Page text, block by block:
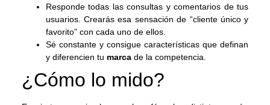
Responde todas las consultas y comentarios de tus
usuarios. Crearás esa sensación de “cliente único y
favorito” con cada uno de ellos.
Sé constante y consigue características que definan
y diferencien tu marcade la competencia.
¿Cómo lo mido?